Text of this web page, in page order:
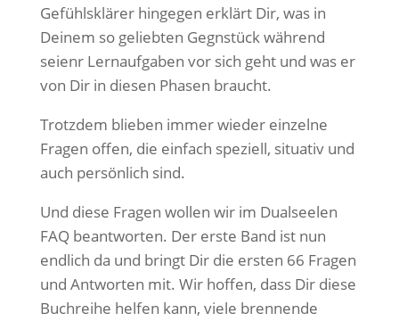
Gefühlsklärer hingegen erklärt Dir, was in
Deinem so geliebten Gegnstück während
seienr Lernaufgaben vor sich geht und was er
von Dir in diesen Phasen braucht.
Trotzdem blieben immer wieder einzelne
Fragen offen, die einfach speziell, situativ und
auch persönlich sind.
Und diese Fragen wollen wir im Dualseelen
FAQ beantworten. Der erste Band ist nun
endlich da und bringt Dir die ersten 66 Fragen
und Antworten mit. Wir hoffen, dass Dir diese
Buchreihe helfen kann, viele brennende